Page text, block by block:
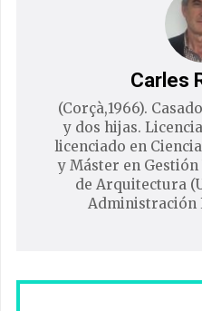
Carles
(Corçà,1966).
y dos hijas.
licenciado en
y Máster en
de Arquitectura
Administración